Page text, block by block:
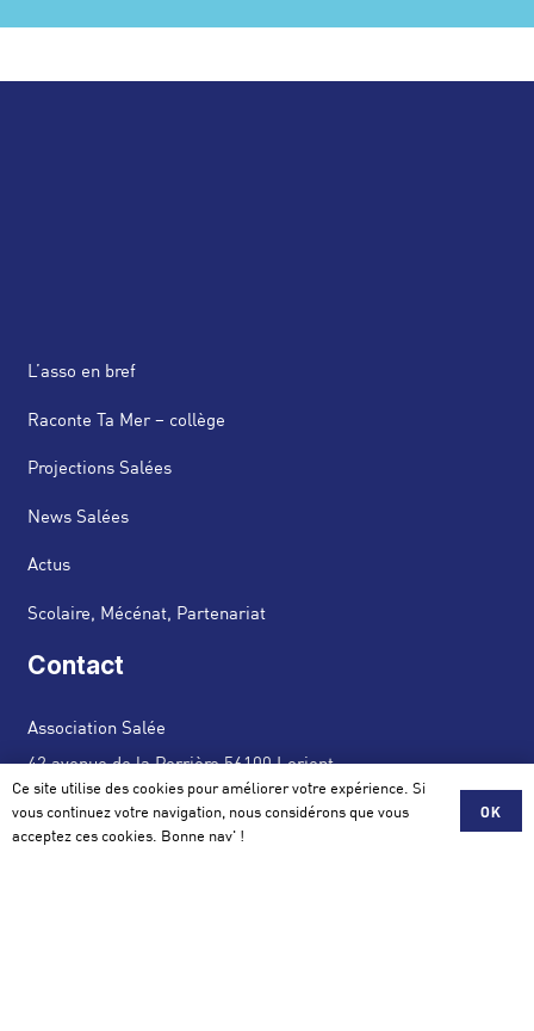
L’asso en bref
Raconte Ta Mer – collège
Projections Salées
News Salées
Actus
Scolaire, Mécénat, Partenariat
Contact
Association Salée
42 avenue de la Perrière 56100 Lorient
contact@assosalee.com
Ce site utilise des cookies pour améliorer votre expérience. Si
vous continuez votre navigation, nous considérons que vous
acceptez ces cookies. Bonne nav' !
OK